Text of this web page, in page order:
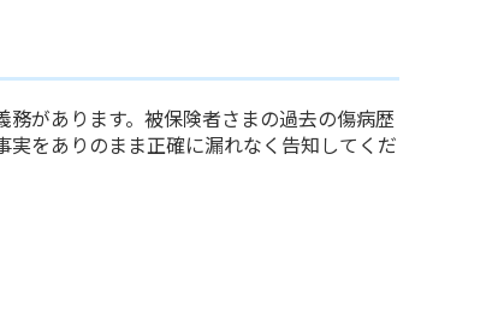
があります。被保険者さまの過去の傷病歴
をありのまま正確に漏れなく告知してくだ